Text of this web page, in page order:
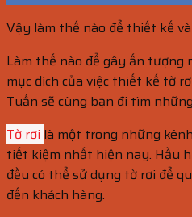
Vậy làm thế nào để thiết kế
Làm thế nào để gây ấn tượng
mục đích của việc thiết kế tờ
Tuấn sẽ cùng bạn đi tìm
Tờ rơi là một trong những
tiết kiệm nhất hiện nay. Hầu
đều có thể sử dụng tờ rơi để
đến khách hàng.